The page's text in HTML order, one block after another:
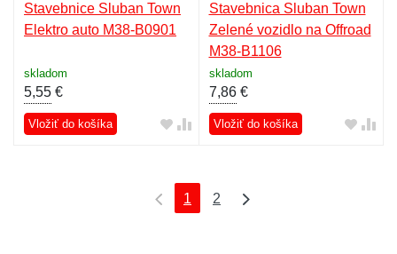
Stavebnice Sluban Town
Elektro auto M38-B0901
skladom
5,55 €
Vložiť do košíka
Stavebnica Sluban Town
Zelené vozidlo na Offroad
M38-B1106
skladom
7,86€
Vložiť do košíka
1 2